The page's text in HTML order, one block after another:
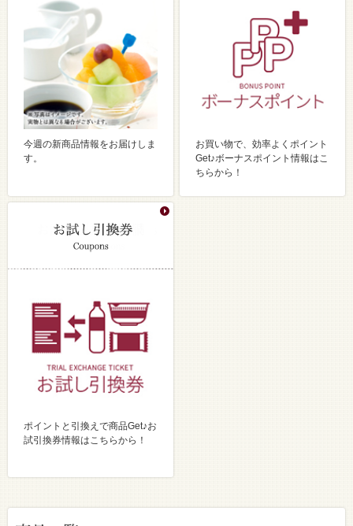
今週の新商品情報をお届けしま
す。
お買い物で、効率よくポイント
Get♪ボーナスポイント情報はこ
ちらから！
ポイントと引換えで商品Get♪お
試引換券情報はこちらから！